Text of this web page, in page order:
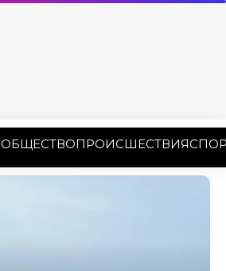
ОБЩЕСТВОПРОИСШЕСТВИЯ